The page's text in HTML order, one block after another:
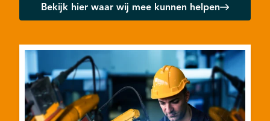
Bekijk hier waar wij mee kunnen helpen